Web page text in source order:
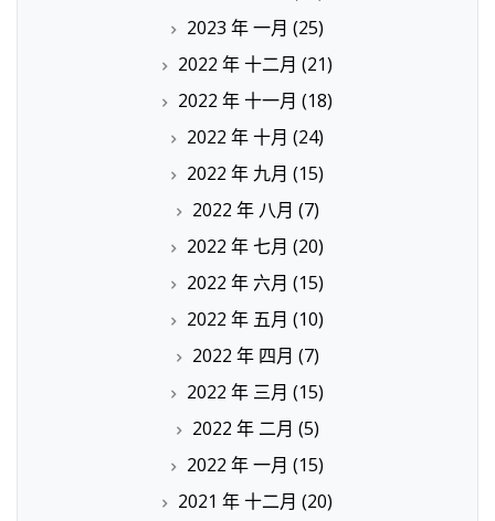
2023 年 一月 (25)
2022 年 十二月 (21)
2022 年 十一月 (18)
2022 年 十月 (24)
2022 年 九月 (15)
2022 年 八月 (7)
2022 年 七月 (20)
2022 年 六月 (15)
2022 年 五月 (10)
2022 年 四月 (7)
2022 年 三月 (15)
2022 年 二月 (5)
2022 年 一月 (15)
2021 年 十二月 (20)